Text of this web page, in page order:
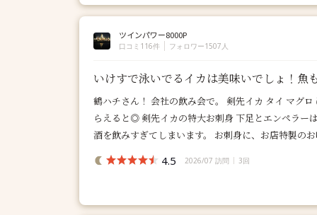
ツインパワー8000P
口コミ116件 フォロワー1507人
いけすで泳いでるイカは美味いでしょ！魚
鶴ハチさん！ 会社の飲み会で。 剣先イカ タイ マグ
らえると◎ 剣先イカの特大お刺身 下足とエンペラー
酒を飲みすぎてしまいます。 お刺身に、お店特製の
4.5 2026/07 訪問 3回